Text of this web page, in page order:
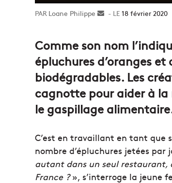
Loane Philippe
Envoyer18 février 2020
Comme son nom
épluchures d’oranges
biodégradables. Les
cagnotte pour aider à
le gaspillage
C’est en travaillant en tant que
nombre d’épluchures jetées
autant dans un seul
France ?», s’interroge la jeune